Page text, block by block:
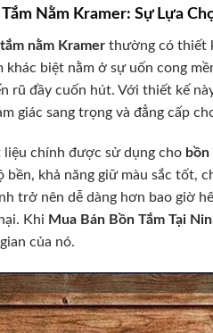
Tắm Nằm Kramer: Sự Lựa
nằm Kramer thường có thiết
khác biệt nằm ở sự uốn cong
rũ đầy cuốn hút. Với thiết kế
giác sang trọng và đẳng cấp
liệu chính được sử dụng cho bồn
bền, khả năng giữ màu sắc tốt,
trở nên dễ dàng hơn bao giờ
Khi Mua Bán Bồn Tắm Tại
của nó.